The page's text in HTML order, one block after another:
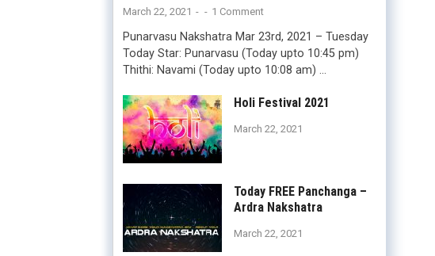
March 22, 2021 - - 1 Comment
Punarvasu Nakshatra Mar 23rd, 2021 – Tuesday
Today Star: Punarvasu (Today upto 10:45 pm)
Thithi: Navami (Today upto 10:08 am) …
Holi Festival 2021
March 22, 2021
Today FREE Panchanga –
Ardra Nakshatra
March 22, 2021